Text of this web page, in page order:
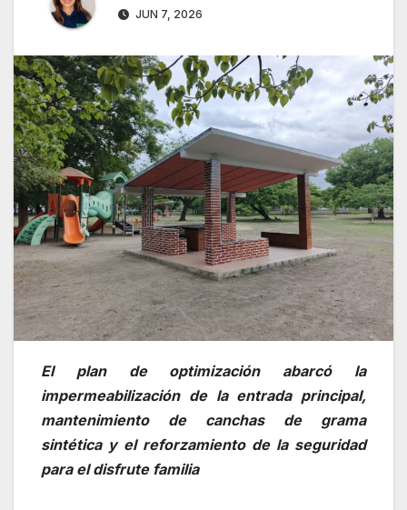
JUN 7, 2026
El plan de optimización abarcó la
impermeabilización de la entrada principal,
mantenimiento de canchas de grama
sintética y el reforzamiento de la seguridad
para el disfrute familia